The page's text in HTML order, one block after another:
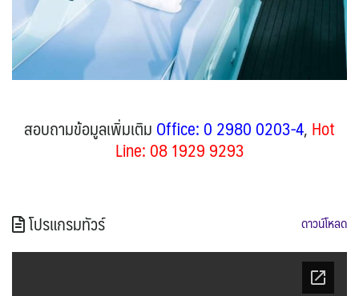
สอบถามข้อมูลเพิ่มเติม Office: 0 2980 0203-4, Hot
Line: 08 1929 9293
โปรแกรมทัวร์ ดาวน์โหลด